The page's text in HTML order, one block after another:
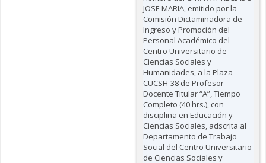
JOSE MARIA, emitido por la
Comisión Dictaminadora de
Ingreso y Promoción del
Personal Académico del
Centro Universitario de
Ciencias Sociales y
Humanidades, a la Plaza
CUCSH-38 de Profesor
Docente Titular “A”, Tiempo
Completo (40 hrs.), con
disciplina en Educación y
Ciencias Sociales, adscrita al
Departamento de Trabajo
Social del Centro Universitario
de Ciencias Sociales y